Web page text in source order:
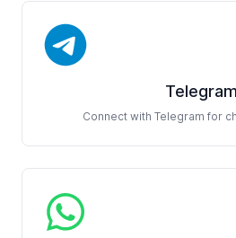
Telegram
Connect with Telegram for